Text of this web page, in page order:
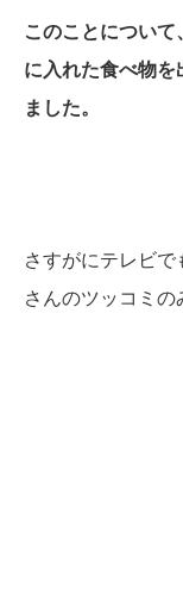
このことについて
に入れた食べ物を
ました。
さすがにテレビ
さんのツッコミの